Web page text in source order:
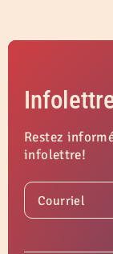
Restez
infolettre!
Courriel